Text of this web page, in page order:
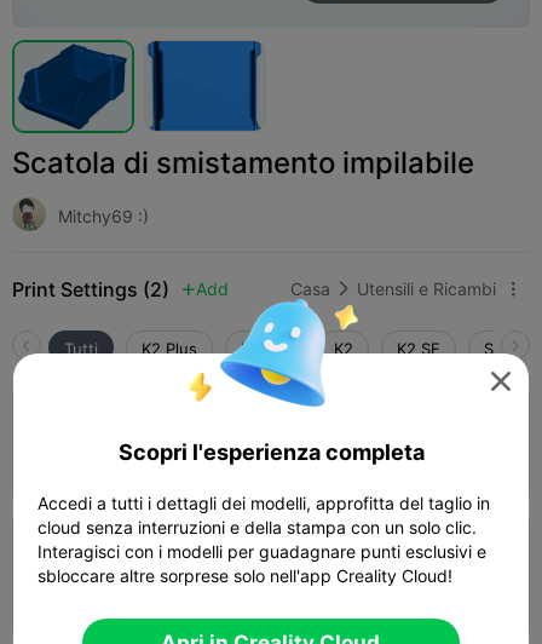
Scatola di smistamento impilabile
Mitchy69 :)
Print Settings (2)  Add Casa  Utensili e Ricambi 
Tutti K2 Plus K2 Pro K2 K2 SE
 11h 22m  4 plates  587.75g
0.2mm layer, 2 walls, 15% infill

Scopri l'esperienza completa
Accedi a tutti i dettagli dei modelli, approfitta del taglio in
cloud senza interruzioni e della stampa con un solo clic.
Interagisci con i modelli per guadagnare punti esclusivi e
sbloccare altre sorprese solo nell'app Creality Cloud!